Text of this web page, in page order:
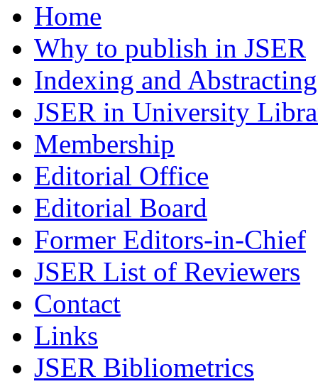
Home
Why to publish in JSER
Indexing and Abstracting
JSER in University
Membership
Editorial Office
Editorial Board
Former Editors-in-Chief
JSER List of Reviewers
Contact
Links
JSER Bibliometrics